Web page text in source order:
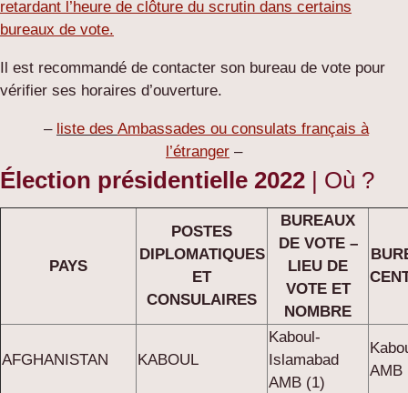
retardant l’heure de clôture du scrutin dans certains
bureaux de vote.
Il est recommandé de contacter son bureau de vote pour
vérifier ses horaires d’ouverture.
– liste des Ambassades ou consulats français à
l’étranger –
Élection présidentielle 2022 | Où ?
PAYS
POSTES
DIPLOMATIQUES
ET
CONSULAIRES
BUREAUX
DE VOTE –
LIEU DE
VOTE ET
NOMBRE
AFGHANISTAN KABOUL
Kaboul-
Islamabad
AMB (1)
AMB